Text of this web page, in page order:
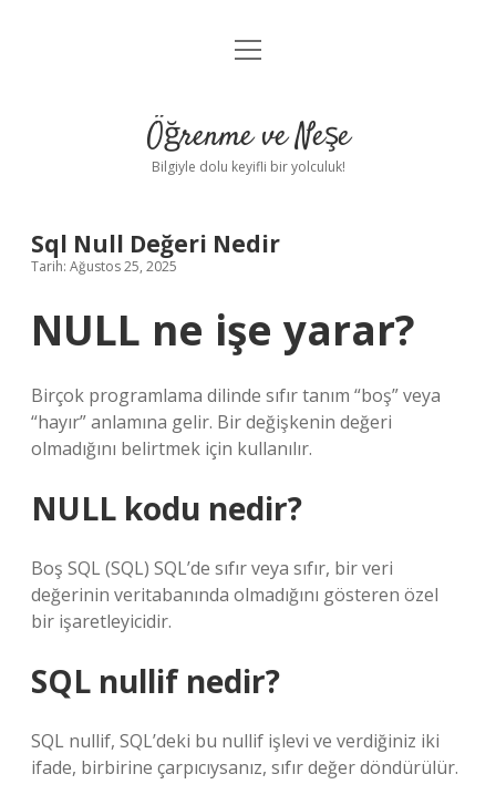
Anasayfa
Yasal Uyarı
menüyü
Öğrenme ve Neşe
Bilgiyle dolu keyifli bir yolculuk!
Sql Null Değeri Nedir
Tarih: Ağustos 25, 2025
NULL ne işe yarar?
Birçok programlama dilinde sıfır tanım “boş” veya
“hayır” anlamına gelir. Bir değişkenin değeri
olmadığını belirtmek için kullanılır.
NULL kodu nedir?
Boş SQL (SQL) SQL’de sıfır veya sıfır, bir veri
değerinin veritabanında olmadığını gösteren özel
bir işaretleyicidir.
SQL nullif nedir?
SQL nullif, SQL’deki bu nullif işlevi ve verdiğiniz iki
ifade, birbirine çarpıcıysanız, sıfır değer döndürülür.